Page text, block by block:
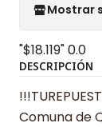
Mostrar
"$18.119"0.0
DESCRIPCIÓN
Comuna de